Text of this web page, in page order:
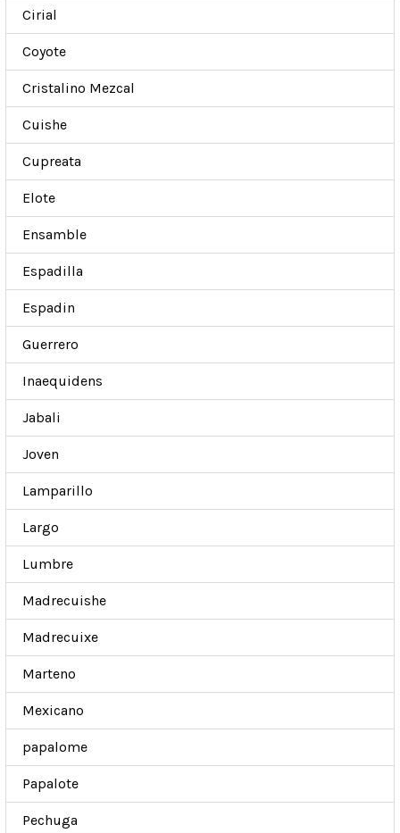
Cirial
Coyote
Cristalino Mezcal
Cuishe
Cupreata
Elote
Ensamble
Espadilla
Espadin
Guerrero
Inaequidens
Jabali
Joven
Lamparillo
Largo
Lumbre
Madrecuishe
Madrecuixe
Marteno
Mexicano
papalome
Papalote
Pechuga